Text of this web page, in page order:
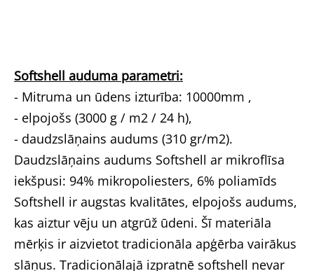
Softshell auduma parametri:
- Mitruma un ūdens izturība: 10000mm ,
- elpojošs (3000 g / m2 / 24 h),
- daudzslāņains audums (310 gr/m2).
Daudzslāņains audums Softshell ar mikroflīsa
iekšpusi: 94% mikropoliesters, 6% poliamīds
Softshell ir augstas kvalitātes, elpojošs audums,
kas aiztur vēju un atgrūž ūdeni. Šī materiāla
mērķis ir aizvietot tradicionāla apģērba vairākus
slāņus. Tradicionālajā izpratnē softshell nevar